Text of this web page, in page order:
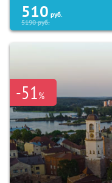
510 руб.
5190руб.
-51%